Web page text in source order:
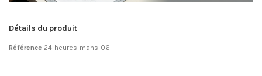
Détails du produit
Référence 24-heures-mans-06